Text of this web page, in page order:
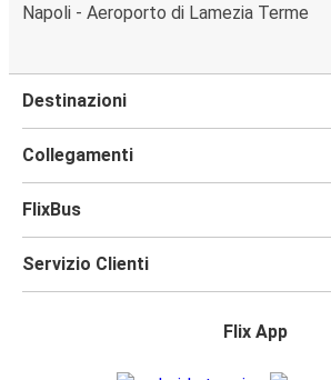
Napoli - Aeroporto di Lamezia Terme
Destinazioni
Collegamenti
FlixBus
Servizio Clienti
Flix App